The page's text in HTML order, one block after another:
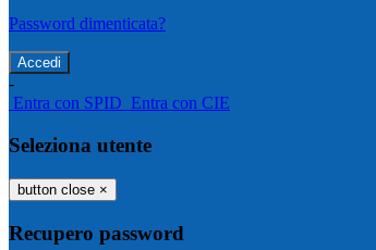
Password dimenticata?
-
Entra con SPID Entra con CIE
Seleziona utente
button close ×
Recupero password